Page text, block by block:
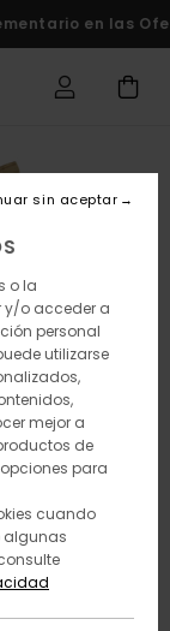
en las
o la
y/o acceder a
personal
utilizarse
mejor a
de
para
cuando
algunas
sin aceptar